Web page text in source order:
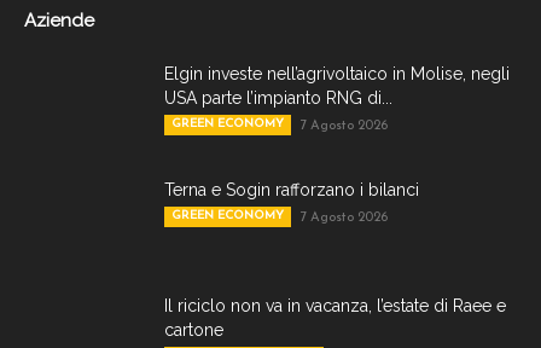
Aziende
Elgin investe nell’agrivoltaico in Molise, negli
USA parte l’impianto RNG di...
GREEN ECONOMY 7 Agosto 2026
Terna e Sogin rafforzano i bilanci
GREEN ECONOMY 7 Agosto 2026
Il riciclo non va in vacanza, l’estate di Raee e
cartone